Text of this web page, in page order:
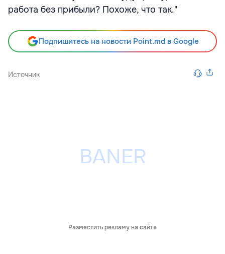
работа без прибыли? Похоже, что так."
Подпишитесь на новости Point.md в Google
Источник
Разместить рекламу на сайте